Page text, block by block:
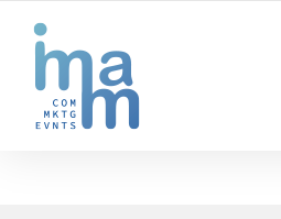
IBIZA · MADRID · BARCELONA